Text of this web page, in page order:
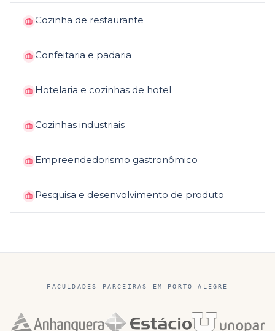
Cozinha de restaurante
Confeitaria e padaria
Hotelaria e cozinhas de hotel
Cozinhas industriais
Empreendedorismo gastronômico
Pesquisa e desenvolvimento de produto
FACULDADES PARCEIRAS EM PORTO ALEGRE